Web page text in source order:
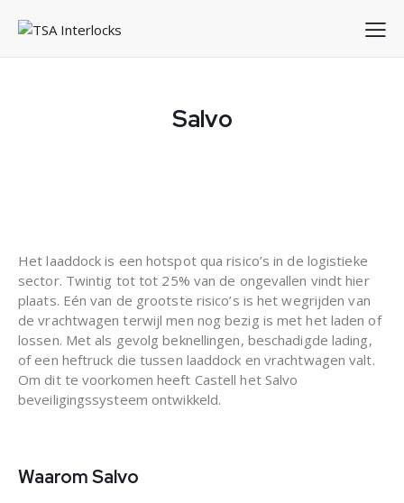
Salvo
Het laaddock is een hotspot qua risico’s in de logistieke
sector. Twintig tot tot 25% van de ongevallen vindt hier
plaats. Eén van de grootste risico’s is het wegrijden van
de vrachtwagen terwijl men nog bezig is met het laden of
lossen. Met als gevolg beknellingen, beschadigde lading,
of een heftruck die tussen laaddock en vrachtwagen valt.
Om dit te voorkomen heeft Castell het Salvo
beveiligingssysteem ontwikkeld.
Waarom Salvo